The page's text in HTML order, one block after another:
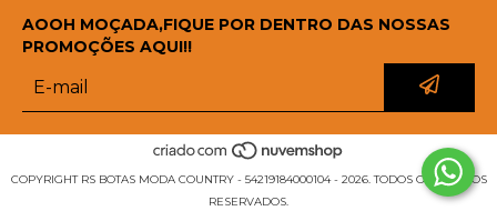
AOOH MOÇADA,FIQUE POR DENTRO DAS NOSSAS
PROMOÇÕES AQUI!!
COPYRIGHT RS BOTAS MODA COUNTRY - 54219184000104 - 2026. TODOS OS DIREITOS
RESERVADOS.